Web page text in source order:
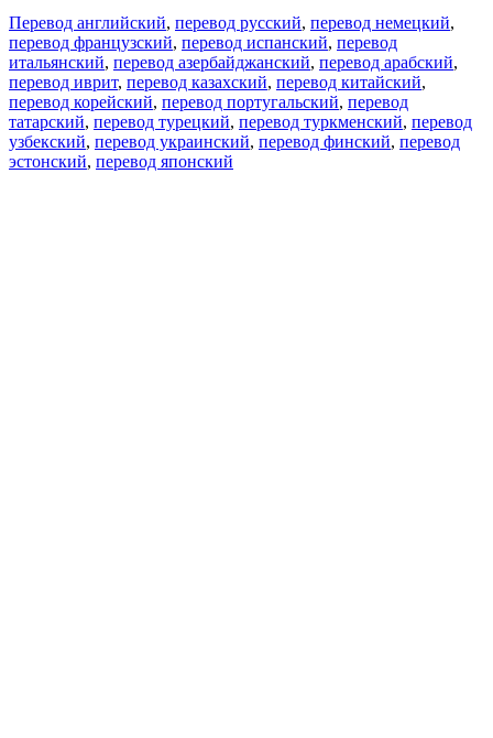
Перевод английский, перевод русский, перевод немецкий,
перевод французский, перевод испанский, перевод
итальянский, перевод азербайджанский, перевод арабский,
перевод иврит, перевод казахский, перевод китайский,
перевод корейский, перевод португальский, перевод
татарский, перевод турецкий, перевод туркменский, перевод
узбекский, перевод украинский, перевод финский, перевод
эстонский, перевод японский